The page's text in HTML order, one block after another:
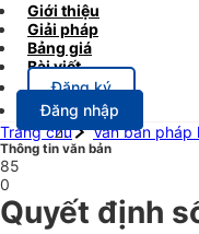
Giới thiệu
Giải pháp
Bảng giá
Bài viết
Đăng ký
Đăng nhập
Trang chủ
Văn bản pháp
Thông tin văn bản
85
0
Quyết định